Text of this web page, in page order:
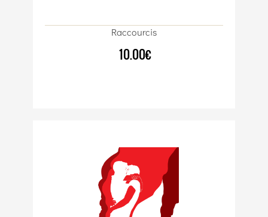
Raccourcis
10.00€